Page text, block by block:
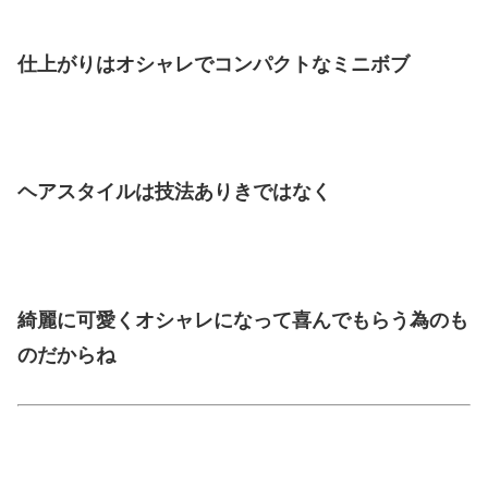
仕上がりはオシャレでコンパクトなミニボブ
ヘアスタイルは技法ありきではなく
綺麗に可愛くオシャレになって喜んでもらう為のも
のだからね